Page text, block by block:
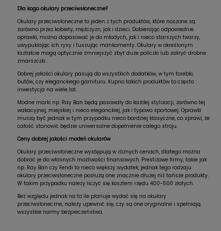
Dla kogo okulary przeciwsłoneczne?
Okulary przeciwsłoneczne to jeden z tych produktów, które noszone są
zarówno przez kobiety, mężczyzn, jak i dzieci. Dobierając odpowiednie
oprawki, można dopasować je do młodych, jak i nieco starszych twarzy,
uwypuklając ich rysy i tuszując mankamenty. Okulary w określonym
kształcie mogą optycznie zmniejszyć zbyt duże policzki lub zakryć drobne
zmarszczki.
Dobrej jakości okulary pasują do wszystkich dodatków, w tym torebki,
butów, czy eleganckiego garnituru. Kupno takich produktów to często
inwestycja na wiele lat.
Modne marki np. Ray Ban będą pasowały do każdej stylizacji, zarówno tej
wakacyjnej, miejskiej i nieco eleganckiej, jak i typowo sportowej. Oprawki
muszą być jednak w tym przypadku nieco bardziej klasyczne, co sprawi, że
całość stanowić będzie uniwersalne dopełnienie całego stroju.
Ceny dobrej jakości modeli okularów
Okulary przeciwsłoneczne występują w różnych cenach, dlatego można
dobrać je do własnych możliwości finansowych. Prestiżowe firmy, takie jak
np. Ray Ban czy Fendi to nieco większy wydatek, jednak tego rodzaju
okulary przeciwsłoneczne posłużą one znacznie dłużej niż tańsze produkty.
W takim przypadku należy liczyć się kosztem rzędu 400-500 złotych.
Bez względu jednak na to ile planuje wydać się na okulary
przeciwsłoneczne, należy upewnić się, czy są one oryginalne i spełniają
wszystkie normy bezpieczeństwa.